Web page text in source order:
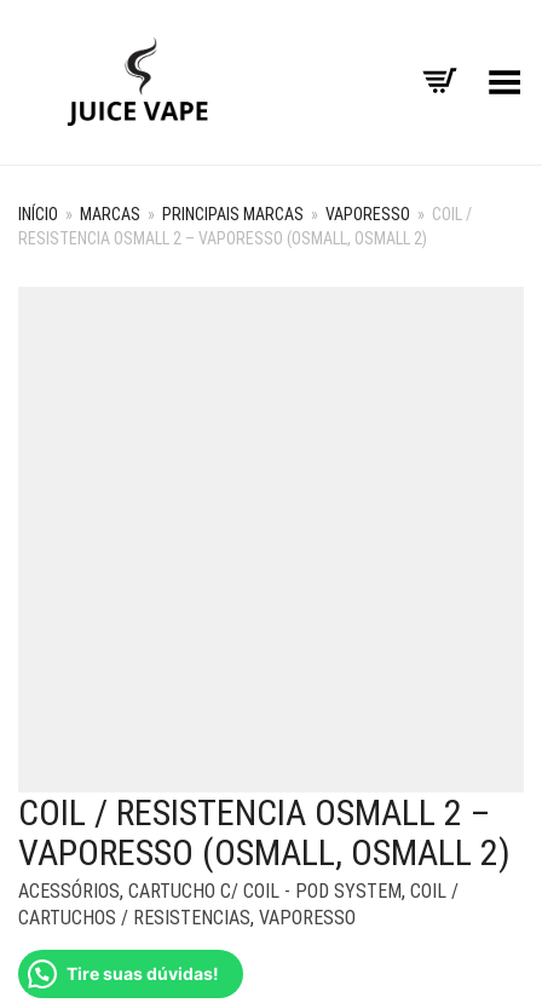
Alternar Menu
INÍCIO » MARCAS » PRINCIPAIS MARCAS » VAPORESSO » COIL /
RESISTENCIA OSMALL 2 – VAPORESSO (OSMALL, OSMALL 2)
COIL / RESISTENCIA OSMALL 2 –
VAPORESSO (OSMALL, OSMALL 2)
ACESSÓRIOS, CARTUCHO C/ COIL - POD SYSTEM, COIL /
CARTUCHOS / RESISTENCIAS, VAPORESSO
Tire suas dúvidas!